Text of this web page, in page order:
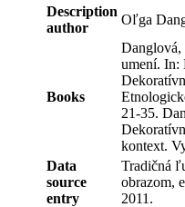
Description
author
Oľga
Books
umení. In:
21-35.
kontext.
Data
source
entry
Tradičná
obrazom,
2011.